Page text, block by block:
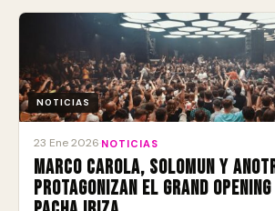
NOTICIAS
23 Ene 2026 NOTICIAS
Marco Carola, Solomun y
protagonizan el Grand Opening